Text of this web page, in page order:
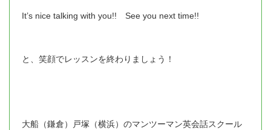
It’s nice talking with you!! See you next time!!
と、笑顔でレッスンを終わりましょう！
大船（鎌倉）戸塚（横浜）のマンツーマン英会話スクール